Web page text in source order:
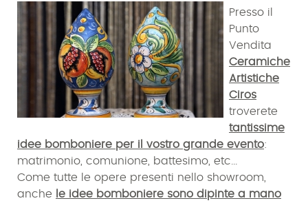
Presso il
Punto
Vendita
Ceramiche
Artistiche
Ciros
troverete
tantissime
idee bomboniere per il vostro grande evento:
matrimonio, comunione, battesimo, etc...
Come tutte le opere presenti nello showroom,
anche
le idee bomboniere sono dipinte a mano